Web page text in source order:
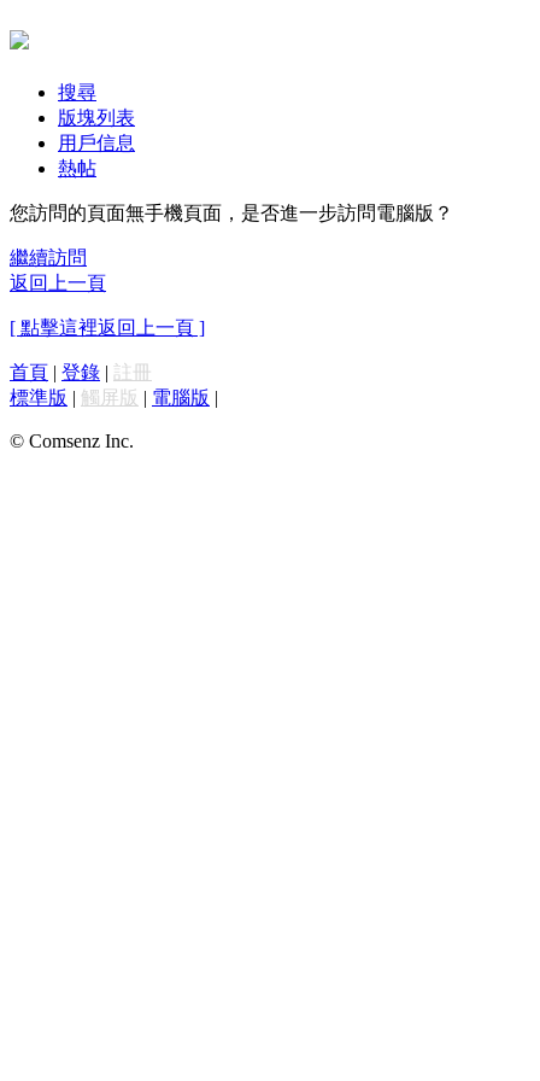
搜尋
版塊列表
用戶信息
熱帖
您訪問的頁面無手機頁面，是否進一步訪問電腦版？
繼續訪問
返回上一頁
[ 點擊這裡返回上一頁 ]
首頁 | 登錄 | 註冊
標準版 | 觸屏版 | 電腦版 |
© Comsenz Inc.